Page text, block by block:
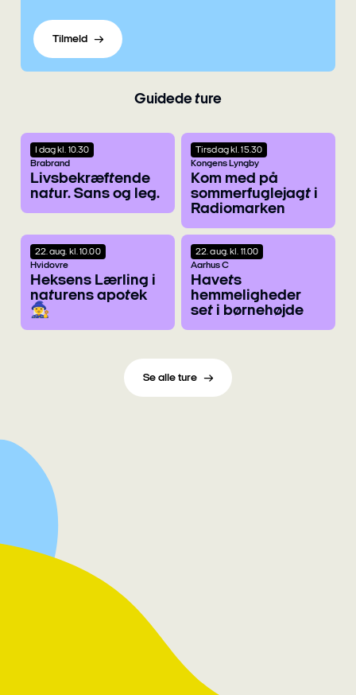
Tilmeld
Guidede ture
Livsbekræftende
natur. Sans og leg.
i dag kl. 10.30
Brabrand
Kom med på
sommerfuglejagt i
Radiomarken
tirsdag kl. 15.30
Kongens Lyngby
Heksens Lærling i
naturens apotek
🧙‍♀️
22. aug. kl. 10.00
Hvidovre
Havets
hemmeligheder
set i børnehøjde
22. aug. kl. 11.00
Aarhus C
Se alle ture